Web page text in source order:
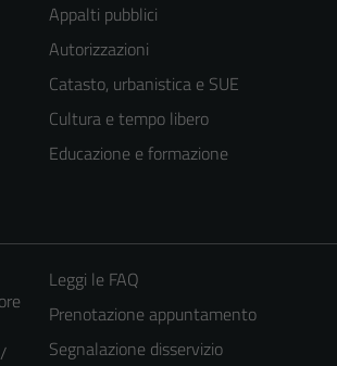
Appalti pubblici
Autorizzazioni
Catasto, urbanistica e SUE
Cultura e tempo libero
Educazione e formazione
Leggi le FAQ
Prenotazione appuntamento
Segnalazione disservizio